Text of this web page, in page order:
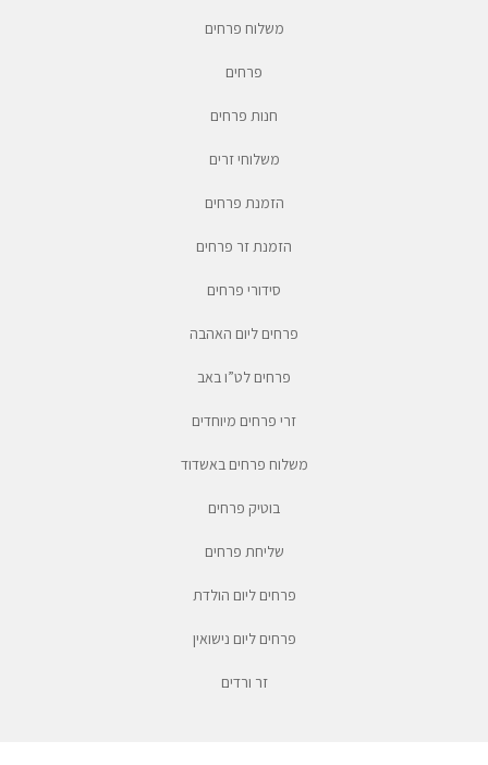
משלוח פרחים
פרחים
חנות פרחים
משלוחי זרים
הזמנת פרחים
הזמנת זר פרחים
סידורי פרחים
פרחים ליום האהבה
פרחים לט”ו באב
זרי פרחים מיוחדים
משלוח פרחים באשדוד
בוטיק פרחים
שליחת פרחים
פרחים ליום הולדת
פרחים ליום נישואין
זר ורדים